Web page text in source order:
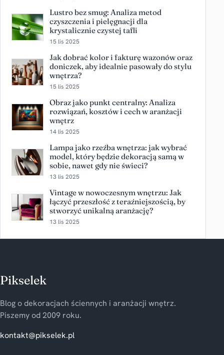
Lustro bez smug: Analiza metod
czyszczenia i pielęgnacji dla
krystalicznie czystej tafli
15 lis 2025
Jak dobrać kolor i fakturę wazonów oraz
doniczek, aby idealnie pasowały do stylu
wnętrza?
15 lis 2025
Obraz jako punkt centralny: Analiza
rozwiązań, kosztów i cech w aranżacji
wnętrz
14 lis 2025
Lampa jako rzeźba wnętrza: jak wybrać
model, który będzie dekoracją samą w
sobie, nawet gdy nie świeci?
13 lis 2025
Vintage w nowoczesnym wnętrzu: Jak
łączyć przeszłość z teraźniejszością, by
stworzyć unikalną aranżację?
13 lis 2025
Pikselek
Blog o dekoracjach ściennych i aranżacji wnętrz.
Piszemy od 2009 roku.
kontakt@pikselek.pl